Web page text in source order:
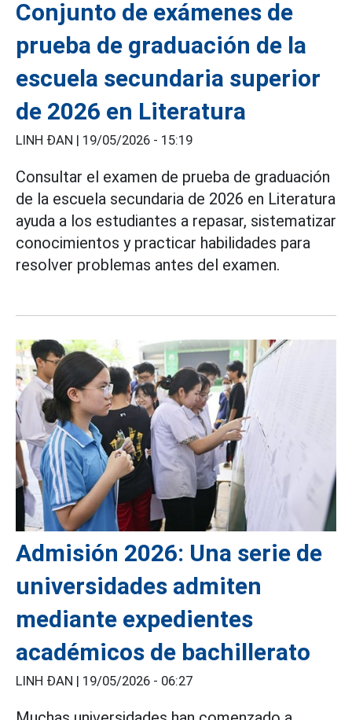
Conjunto de exámenes de
prueba de graduación de la
escuela secundaria superior
de 2026 en Literatura
LINH ĐAN | 19/05/2026 - 15:19
Consultar el examen de prueba de graduación
de la escuela secundaria de 2026 en Literatura
ayuda a los estudiantes a repasar, sistematizar
conocimientos y practicar habilidades para
resolver problemas antes del examen.
Admisión 2026: Una serie de
universidades admiten
mediante expedientes
académicos de bachillerato
LINH ĐAN | 19/05/2026 - 06:27